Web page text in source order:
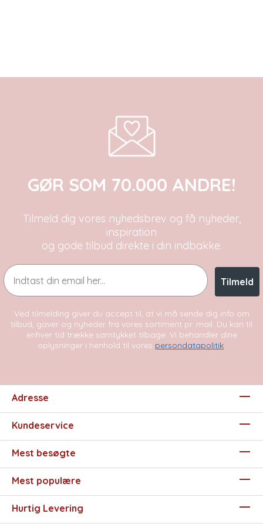
GØR SOM 70.000 ANDRE!
Tilmeld dig vores nyhedsbrev og få nyheder,
inspiration
og gode tilbud direkte i din indbakke.
Email
Tilmeld
Ved tilmelding giver du accept til, at vi må sende dig info om
tilbud, gaver og nyheder fra vores sortiment pr. mail. Du kan til
enhver tid trække samtykket tilbage. Vi behandler dine
oplysninger i henhold til vores persondatapolitik.
Adresse
Kundeservice
Mest besøgte
Mest populære
Hurtig Levering